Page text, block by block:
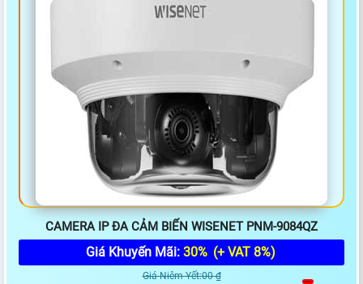
CAMERA IP ĐA CẢM BIẾN WISENET PNM-9084QZ
Giá Khuyến Mãi: 30% (+ VAT 8%)
Giá Niêm Yết:00 ₫